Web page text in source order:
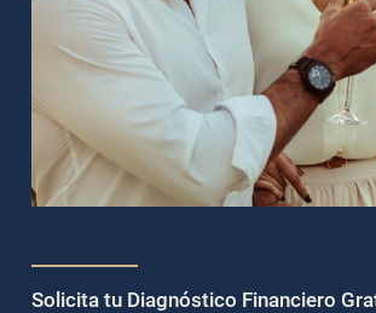
Solicita tu Diagnóstico Financiero